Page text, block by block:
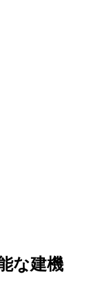
な建機